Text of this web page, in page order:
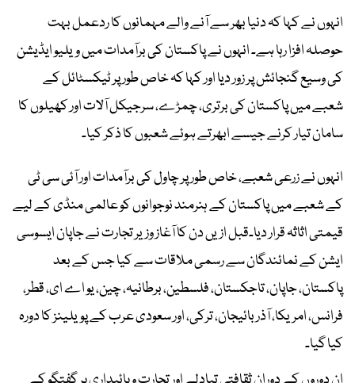
انہوں نے کہا کہ دنیا بھر سے آنے والے مہمانوں کا ردعمل بہت
حوصلہ افزا رہا ہے۔ انہوں نے پاکستان کی برآمدات میں ویلیو ایڈیشن
کی وسیع گنجائش پر زور دیا اور کہا کہ خاص طور پر ٹیکسٹائل کے
شعبے میں پاکستان کی برتری، چمڑے، سرجیکل آلات اور کھیلوں کا
سامان تیار کرنے جیسے ابھرتے ہوئے شعبوں کا ذکر کیا۔
انہوں نے زرعی شعبے، خاص طور پر چاول کی برآمدات اور آئی سی ٹی
کے شعبے میں پاکستان کے ہنرمند نوجوانوں کو عالمی منڈی کے لیے
قیمتی اثاثہ قرار دیا۔قبل ازیں دن کا آغاز وزیر تجارت نے جاپان ایسوسی
ایشن کے نمائندگان سے رسمی ملاقات سے کیا جس کے بعد
پاکستان، جاپان، تاجکستان، فلسطین، برطانیہ، چین، یو اے ای، قطر،
فرانس، امریکا، آذربائیجان، ترکی، اور سعودی عرب کے پویلینز کا دورہ
کیا گیا۔